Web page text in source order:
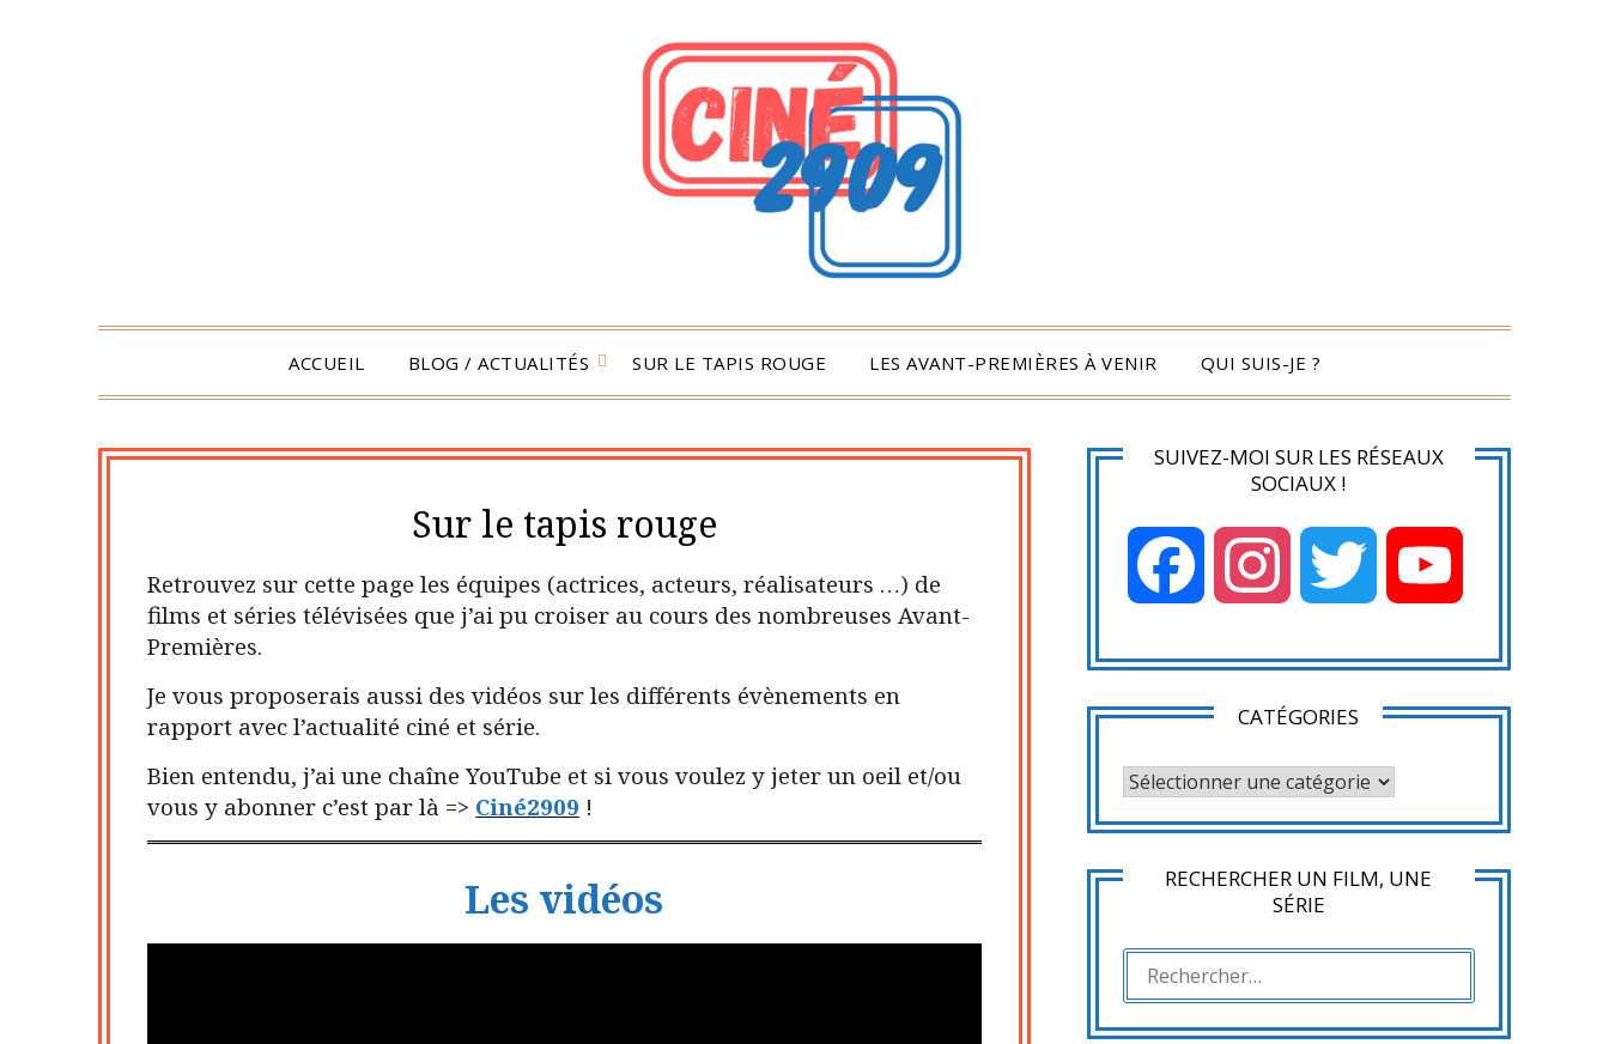
ACCUEIL BLOG / ACTUALITÉS SUR LE TAPIS ROUGE LES AVANT-PREMIÈRES À VENIR QUI SUIS-JE ?
Sur le tapis rouge
Retrouvez sur cette page les équipes (actrices, acteurs, réalisateurs …) de
films et séries télévisées que j’ai pu croiser au cours des nombreuses Avant-
Premières.
Je vous proposerais aussi des vidéos sur les différents évènements en
rapport avec l’actualité ciné et série.
Bien entendu, j’ai une chaîne YouTube et si vous voulez y jeter un oeil et/ou
vous y abonner c’est par là => Ciné2909 !
Les vidéos
SUIVEZ-MOI SUR LES RÉSEAUX
SOCIAUX !
Facebook Instagram Twitter
CATÉGORIES
CATÉGORIES
RECHERCHER UN FILM, UNE
SÉRIE